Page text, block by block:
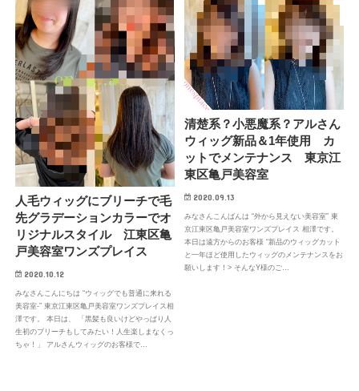
人毛ウィッグにブリーチで毛
先グラデーションカラーでオ
リジナルスタイル 江東区亀
戸美容室ワンズプレイス
2020.10.12
みなさんこんにちは “ウィッグでも普通に来れる
美容室-” 東京江東区亀戸美容室ワンズプレイス相
澤です。 本日は、 「黒髪も良いけどやっぱり人
生初のブリーチもしてみたい！人生楽しまなくっ
ちゃ！」 アルさんウィッグのお客様で…
清楚系？小悪魔系？アルさん
ウィッグ新品＆1年使用 カ
ットでメンテナンス 東京江
東区亀戸美容室
2020.09.13
みなさんこんばんは “外から見えない美容室” 東
京江東区亀戸美容室ワンズプレイス 相澤です。
本日は遠方からのお客様 “新品のウィッグカット
と一年ほど使用したウィッグのメンテナンスをお
願いします！> そんなY様のご…